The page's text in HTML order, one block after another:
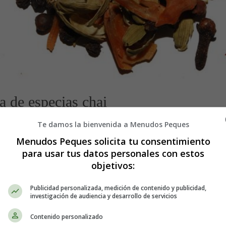
de especias chai
formas más gratificantes de explorarla es a través de la creación de
lejanas con su exquisito aroma y sabor reconfortante. En este
Descubre cómo disfrutar de esta deliciosa bebida caliente
tradicionalmente utilizada en la India y otros países de Asia.
Te damos la bienvenida a Menudos Peques
Menudos Peques solicita tu consentimiento
para usar tus datos personales con estos
objetivos:
Publicidad personalizada, medición de contenido y publicidad,
investigación de audiencia y desarrollo de servicios
Contenido personalizado